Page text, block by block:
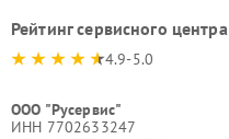
Рейтинг сервисного центра
4.9-5.0
ООО "Русервис"
ИНН 7702633247